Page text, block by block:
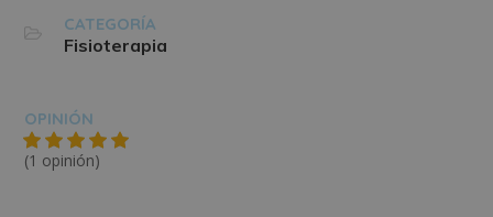
CATEGORÍA
Fisioterapia
OPINIÓN
(1 opinión)